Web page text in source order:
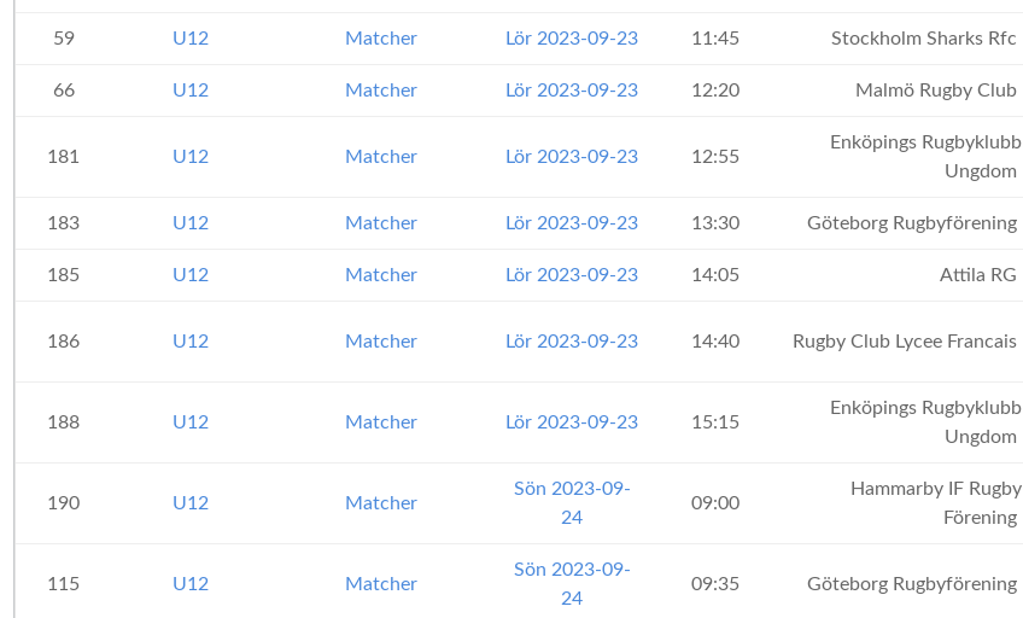
59 U12 Matcher Lör 2023-09-23 11:45 Stockholm Sharks Rfc
66 U12 Matcher Lör 2023-09-23 12:20 Malmö Rugby Club
181 U12 Matcher Lör 2023-09-23 12:55
Enköpings Rugbyklubb
Ungdom
183 U12 Matcher Lör 2023-09-23 13:30 Göteborg Rugbyförening
185 U12 Matcher Lör 2023-09-23 14:05 Attila RG
186 U12 Matcher Lör 2023-09-23 14:40 Rugby Club Lycee Francais
188 U12 Matcher Lör 2023-09-23 15:15
Enköpings Rugbyklubb
Ungdom
190 U12 Matcher
Sön 2023-09-
24
09:00
Hammarby IF Rugby
Förening
115 U12 Matcher
Sön 2023-09-
24
09:35 Göteborg Rugbyförening